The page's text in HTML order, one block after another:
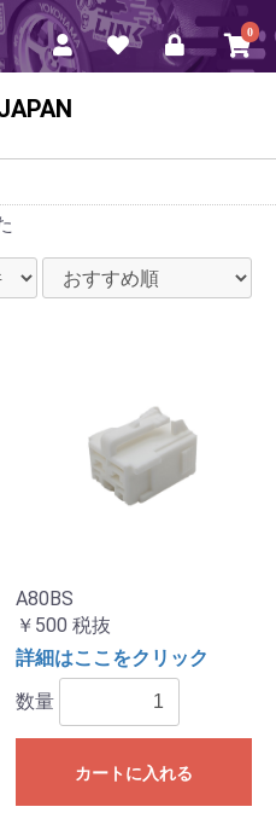
0
A80BS
￥500 税抜
詳細はここをクリック
数量
カートに入れる